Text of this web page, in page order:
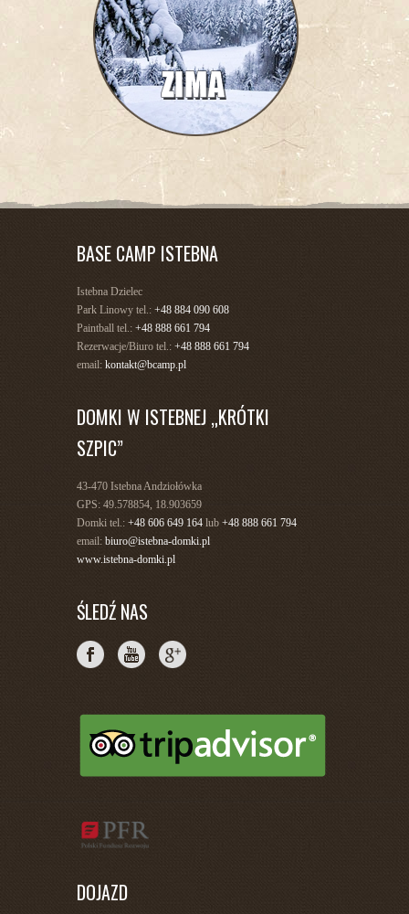
BASE CAMP ISTEBNA
Istebna Dzielec
Park Linowy tel.: +48 884 090 608
Paintball tel.: +48 888 661 794
Rezerwacje/Biuro tel.: +48 888 661 794
email: kontakt@bcamp.pl
DOMKI W ISTEBNEJ „KRÓTKI
SZPIC”
43-470 Istebna Andziołówka
GPS: 49.578854, 18.903659
Domki tel.: +48 606 649 164 lub +48 888 661 794
email: biuro@istebna-domki.pl
www.istebna-domki.pl
ŚLEDŹ NAS
DOJAZD